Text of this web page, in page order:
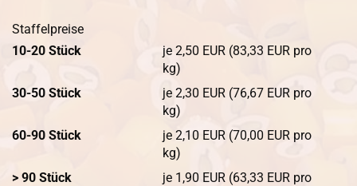
Staffelpreise
10-20 Stück
je 2,50 EUR (83,33 EUR pro
kg)
30-50 Stück
je 2,30 EUR (76,67 EUR pro
kg)
60-90 Stück
je 2,10 EUR (70,00 EUR pro
kg)
> 90 Stück
je 1,90 EUR (63,33 EUR pro